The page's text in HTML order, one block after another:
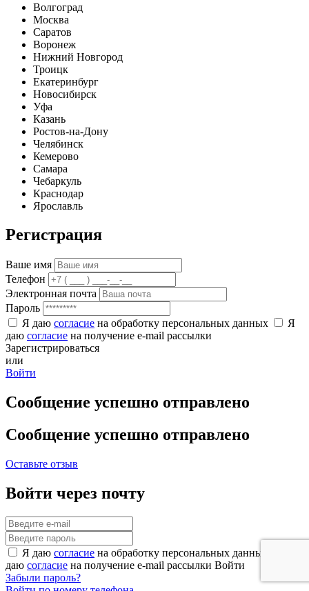
Волгоград
Москва
Саратов
Воронеж
Нижний Новгород
Троицк
Екатеринбург
Новосибирск
Уфа
Казань
Ростов-на-Дону
Челябинск
Кемерово
Самара
Чебаркуль
Краснодар
Ярославль
Регистрация
Ваше имя
Телефон
Электронная почта
Пароль
Я даю согласие на обработку персональных данных
Я
даю согласие на получение e-mail рассылки
Зарегистрироваться
или
Войти
Сообщение успешно отправлено
Сообщение успешно отправлено
Оставьте отзыв
Войти через почту
Я даю согласие на обработку персональных данных
даю согласие на получение e-mail рассылки Войти
Забыли пароль?